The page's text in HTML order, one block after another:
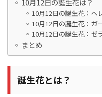
10月12日の誕生花は？
10月12日の誕生花：ヘ
10月12日の誕生花：ガ
10月12日の誕生花：ゼ
まとめ
誕生花とは？